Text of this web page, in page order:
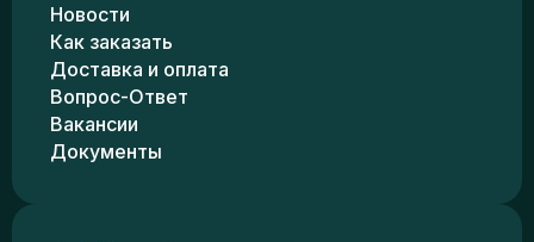
Новости
Как заказать
Доставка и оплата
Вопрос-Ответ
Вакансии
Документы